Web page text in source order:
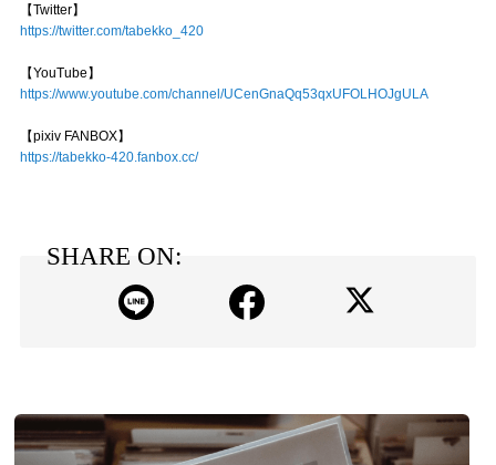
【Twitter】
https://twitter.com/tabekko_420
【YouTube】
https://www.youtube.com/channel/UCenGnaQq53qxUFOLHOJgULA
【pixiv FANBOX】
https://tabekko-420.fanbox.cc/
SHARE ON: